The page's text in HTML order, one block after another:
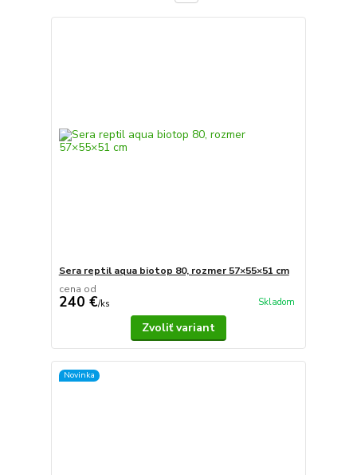
Sera reptil aqua biotop 80, rozmer 57×55×51 cm
cena od
240 €/ks Skladom
Zvoliť variant
Novinka